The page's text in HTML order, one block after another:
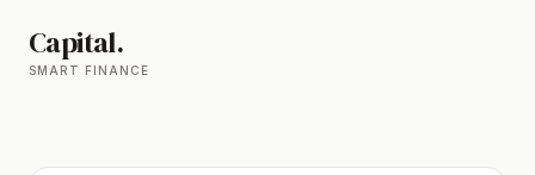
Capital.
SMART FINANCE